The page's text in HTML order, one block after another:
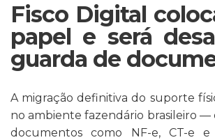
Fisco Digital
papel e será
guarda de
A migração definitiva do suporte
no ambiente fazendário brasileiro —
documentos como NF-e, CT-e